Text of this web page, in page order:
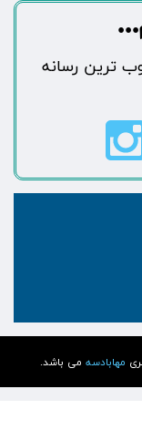
مهابادسه می باشد.
محبوب ترین رسانه